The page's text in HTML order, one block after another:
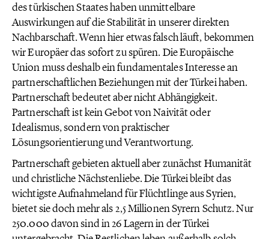
des türkischen Staates haben unmittelbare
Auswirkungen auf die Stabilität in unserer direkten
Nachbarschaft. Wenn hier etwas falsch läuft, bekommen
wir Europäer das sofort zu spüren. Die Europäische
Union muss deshalb ein fundamentales Interesse an
partnerschaftlichen Beziehungen mit der Türkei haben.
Partnerschaft bedeutet aber nicht Abhängigkeit.
Partnerschaft ist kein Gebot von Naivität oder
Idealismus, sondern von praktischer
Lösungsorientierung und Verantwortung.
Partnerschaft gebieten aktuell aber zunächst Humanität
und christliche Nächstenliebe. Die Türkei bleibt das
wichtigste Aufnahmeland für Flüchtlinge aus Syrien,
bietet sie doch mehr als 2,5 Millionen Syrern Schutz. Nur
250.000 davon sind in 26 Lagern in der Türkei